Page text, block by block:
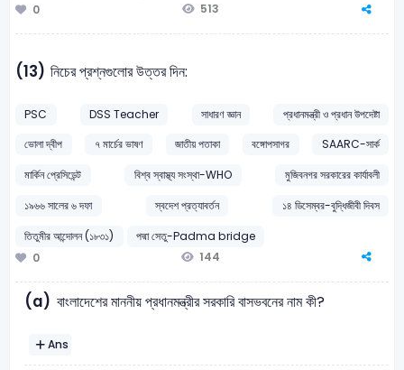
0
513
(13) নিচের প্রশ্নগুলোর উত্তর দিন:
PSC DSS Teacher সাধারণ জ্ঞান
প্রধানমন্ত্রী ও প্রধান উপদেষ্টা
ভোলা দ্বীপ
৭ মার্চের ভাষণ জাতীয় পতাকা বঙ্গোপসাগর
SAARC-সার্ক
মার্কিন প্রেসিডেন্ট
বিশ্ব স্বাস্থ্য সংস্থা-WHO
মুজিবনগর সরকারের কার্যাবলী
১৯৬৬ সালের ৬ দফা
স্বদেশ প্রত্যাবর্তন
১৪ ডিসেম্বর-বুদ্ধিজীবী দিবস
তিতুমীর আন্দোলন (১৮৩১)
পদ্মা সেতু-Padma bridge
0
144
(a) বাংলাদেশের মাননীয় প্রধানমন্ত্রীর সরকারি বাসভবনের নাম কী?
Ans